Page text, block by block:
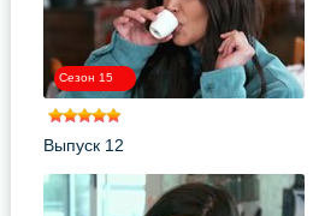
Сезон 15
Выпуск 12